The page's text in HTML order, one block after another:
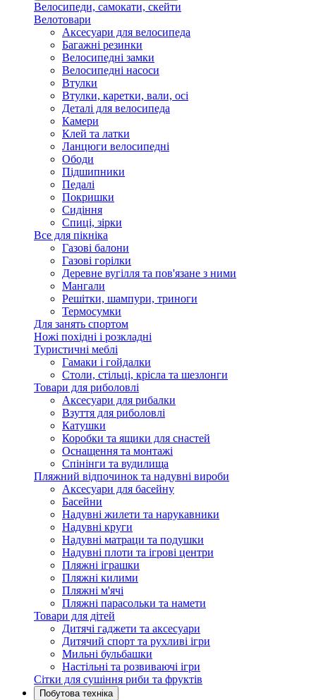
Велосипеди, самокати, скейти
Велотовари
Аксесуари для велосипеда
Багажні резинки
Велосипедні замки
Велосипедні насоси
Втулки
Втулки, каретки, вали, осі
Деталі для велосипеда
Камери
Клей та латки
Ланцюги велосипедні
Ободи
Підшипники
Педалі
Покришки
Сидіння
Спиці, зірки
Все для пікніка
Газові балони
Газові горілки
Деревне вугілля та пов'язане з ними
Мангали
Решітки, шампури, триноги
Термосумки
Для занять спортом
Ножі похідні і розкладні
Туристичні меблі
Гамаки і гойдалки
Столи, стільці, крісла та шезлонги
Товари для риболовлі
Аксесуари для рибалки
Взуття для риболовлі
Катушки
Коробки та ящики для снастей
Оснащення та монтажі
Спінінги та вудилища
Пляжний відпочинок та надувні вироби
Аксесуари для басейну
Басейни
Надувні жилети та нарукавники
Надувні круги
Надувні матраци та подушки
Надувні плоти та ігрові центри
Пляжні іграшки
Пляжні килими
Пляжні м'ячі
Пляжні парасольки та намети
Товари для дітей
Дитячі гаджети та аксесуари
Дитячий спорт та рухливі ігри
Мильні бульбашки
Настільні та розвиваючі ігри
Сітки для сушіння риби та фруктів
Побутова техніка